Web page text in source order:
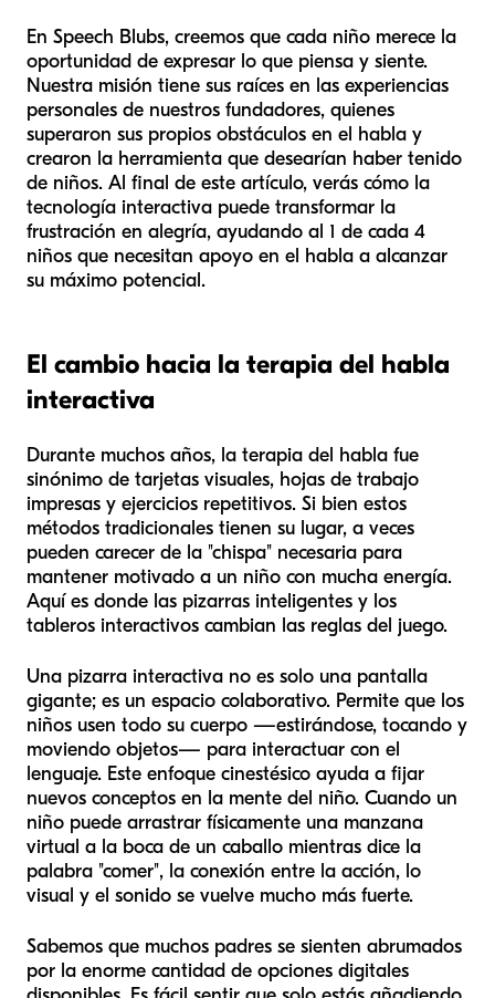
En Speech Blubs, creemos que cada niño merece la
oportunidad de expresar lo que piensa y siente.
Nuestra misión tiene sus raíces en las experiencias
personales de nuestros fundadores, quienes
superaron sus propios obstáculos en el habla y
crearon la herramienta que desearían haber tenido
de niños. Al final de este artículo, verás cómo la
tecnología interactiva puede transformar la
frustración en alegría, ayudando al 1 de cada 4
niños que necesitan apoyo en el habla a alcanzar
su máximo potencial.
El cambio hacia la terapia del habla
interactiva
Durante muchos años, la terapia del habla fue
sinónimo de tarjetas visuales, hojas de trabajo
impresas y ejercicios repetitivos. Si bien estos
métodos tradicionales tienen su lugar, a veces
pueden carecer de la "chispa" necesaria para
mantener motivado a un niño con mucha energía.
Aquí es donde las pizarras inteligentes y los
tableros interactivos cambian las reglas del juego.
Una pizarra interactiva no es solo una pantalla
gigante; es un espacio colaborativo. Permite que los
niños usen todo su cuerpo —estirándose, tocando y
moviendo objetos— para interactuar con el
lenguaje. Este enfoque cinestésico ayuda a fijar
nuevos conceptos en la mente del niño. Cuando un
niño puede arrastrar físicamente una manzana
virtual a la boca de un caballo mientras dice la
palabra "comer", la conexión entre la acción, lo
visual y el sonido se vuelve mucho más fuerte.
Sabemos que muchos padres se sienten abrumados
por la enorme cantidad de opciones digitales